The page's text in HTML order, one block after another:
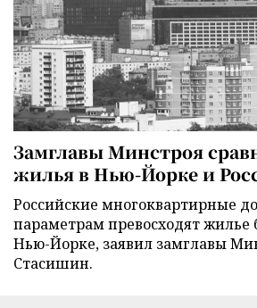
Замглавы Минстроя
жилья в Нью-Йорке и
Российские многоквартирные
параметрам превосходят жилье
Нью-Йорке, заявил замглавы
Стасишин.